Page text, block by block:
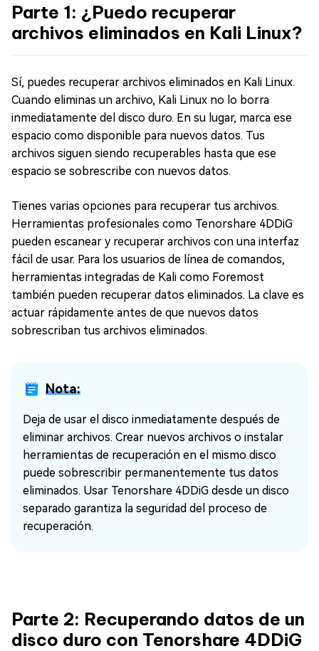
Parte 1: ¿Puedo recuperar
archivos eliminados en Kali Linux?
Sí, puedes recuperar archivos eliminados en Kali Linux.
Cuando eliminas un archivo, Kali Linux no lo borra
inmediatamente del disco duro. En su lugar, marca ese
espacio como disponible para nuevos datos. Tus
archivos siguen siendo recuperables hasta que ese
espacio se sobrescribe con nuevos datos.
Tienes varias opciones para recuperar tus archivos.
Herramientas profesionales como Tenorshare 4DDiG
pueden escanear y recuperar archivos con una interfaz
fácil de usar. Para los usuarios de línea de comandos,
herramientas integradas de Kali como Foremost
también pueden recuperar datos eliminados. La clave es
actuar rápidamente antes de que nuevos datos
sobrescriban tus archivos eliminados.
Nota:
Deja de usar el disco inmediatamente después de
eliminar archivos. Crear nuevos archivos o instalar
herramientas de recuperación en el mismo disco
puede sobrescribir permanentemente tus datos
eliminados. Usar Tenorshare 4DDiG desde un disco
separado garantiza la seguridad del proceso de
recuperación.
Parte 2: Recuperando datos de un
disco duro con Tenorshare 4DDiG